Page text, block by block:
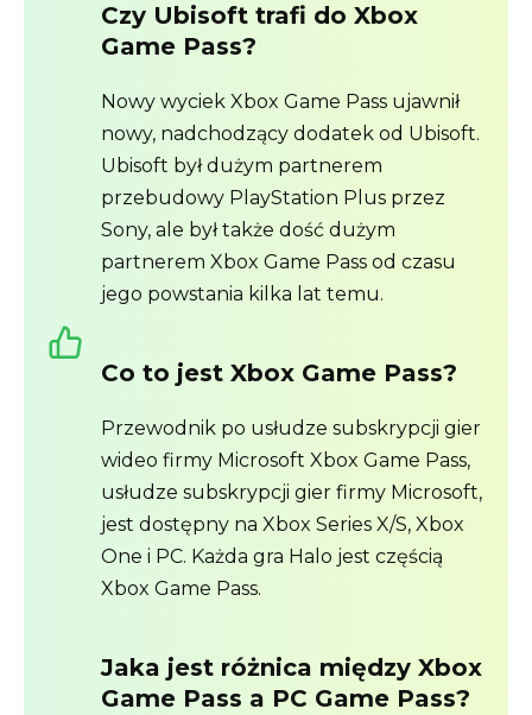
Czy Ubisoft trafi do Xbox
Game Pass?
Nowy wyciek Xbox Game Pass ujawnił
nowy, nadchodzący dodatek od Ubisoft.
Ubisoft był dużym partnerem
przebudowy PlayStation Plus przez
Sony, ale był także dość dużym
partnerem Xbox Game Pass od czasu
jego powstania kilka lat temu.
Co to jest Xbox Game Pass?
Przewodnik po usłudze subskrypcji gier
wideo firmy Microsoft Xbox Game Pass,
usłudze subskrypcji gier firmy Microsoft,
jest dostępny na Xbox Series X/S, Xbox
One i PC. Każda gra Halo jest częścią
Xbox Game Pass.
Jaka jest różnica między Xbox
Game Pass a PC Game Pass?